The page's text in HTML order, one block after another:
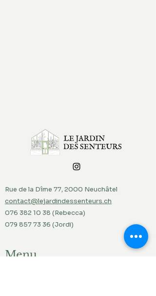
Rue de la Dîme 77, 2000 Neuchâtel
contact@lejardindessenteurs.ch
076 382 10 38 (Rebecca)
079 857 73 36 (Jordi)
Menu